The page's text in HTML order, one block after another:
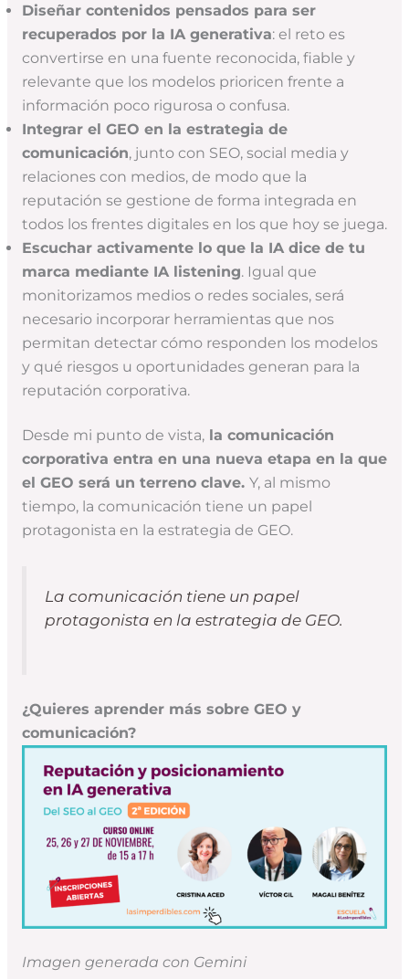
Diseñar contenidos pensados para ser
recuperados por la IA generativa: el reto es
convertirse en una fuente reconocida, fiable y
relevante que los modelos prioricen frente a
información poco rigurosa o confusa.
Integrar el GEO en la estrategia de
comunicación, junto con SEO, social media y
relaciones con medios, de modo que la
reputación se gestione de forma integrada en
todos los frentes digitales en los que hoy se juega.
Escuchar activamente lo que la IA dice de tu
marca mediante IA listening. Igual que
monitorizamos medios o redes sociales, será
necesario incorporar herramientas que nos
permitan detectar cómo responden los modelos
y qué riesgos u oportunidades generan para la
reputación corporativa.
Desde mi punto de vista,la comunicación
corporativa entra en una nueva etapa en la que
el GEO será un terreno clave. Y, al mismo
tiempo, la comunicación tiene un papel
protagonista en la estrategia de GEO.
La comunicación tiene un papel
protagonista en la estrategia de GEO.
¿Quieres aprender más sobre GEO y
comunicación?
Imagen generada con Gemini